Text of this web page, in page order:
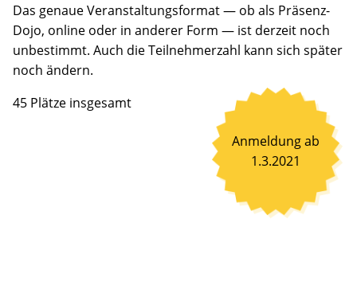
Mentoren
stehen
bereit,
gemeinsam
arbeiten
Das genaue Veranstaltungsformat — ob als Präsenz-
Dojo, online oder in anderer Form — ist derzeit noch
unbestimmt. Auch die Teilnehmerzahl kann sich später
noch ändern.
45 Plätze insgesamt
Anmeldung ab
1.3.2021